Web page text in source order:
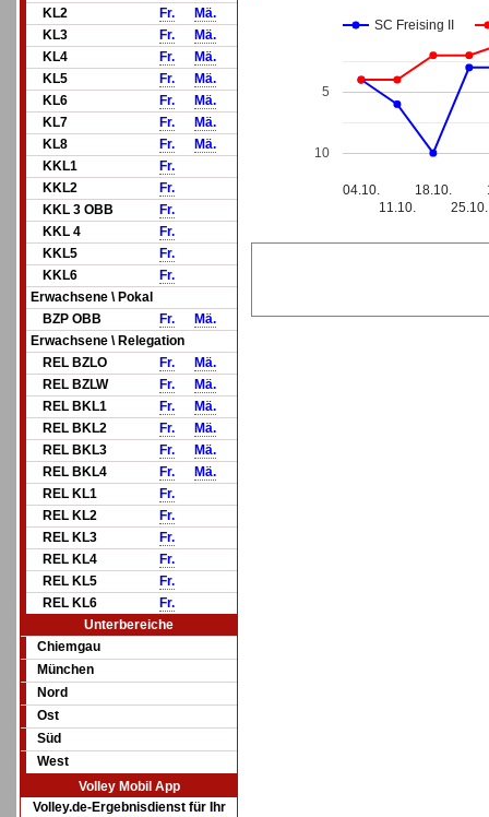
KL2
Fr.
Mä.
KL3
Fr.
Mä.
KL4
Fr.
Mä.
KL5
Fr.
Mä.
KL6
Fr.
Mä.
KL7
Fr.
Mä.
KL8
Fr.
Mä.
KKL1
Fr.
KKL2
Fr.
KKL 3 OBB
Fr.
KKL 4
Fr.
KKL5
Fr.
KKL6
Fr.
Erwachsene \ Pokal
BZP OBB
Fr.
Mä.
Erwachsene \ Relegation
REL BZLO
Fr.
Mä.
REL BZLW
Fr.
Mä.
REL BKL1
Fr.
Mä.
REL BKL2
Fr.
Mä.
REL BKL3
Fr.
Mä.
REL BKL4
Fr.
Mä.
REL KL1
Fr.
REL KL2
Fr.
REL KL3
Fr.
REL KL4
Fr.
REL KL5
Fr.
REL KL6
Fr.
Unterbereiche
Chiemgau
München
Nord
Ost
Süd
West
Volley Mobil App
Volley.de-Ergebnisdienst für Ihr
SC Freising II
04.10.
11.10.
18.10.
25.10.
5
10